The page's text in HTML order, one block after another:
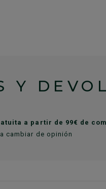
Y
a partir de 99€ de
cambiar de opinión